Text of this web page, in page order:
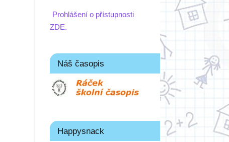
Prohlášení o přístupnosti
ZDE.
Náš časopis
Happysnack